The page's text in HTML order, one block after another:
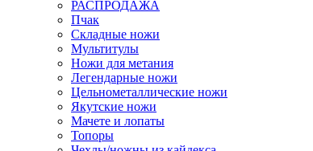
РАСПРОДАЖА
Пчак
Складные ножи
Мультитулы
Ножи для метания
Легендарные ножи
Цельнометаллические ножи
Якутские ножи
Мачете и лопаты
Топоры